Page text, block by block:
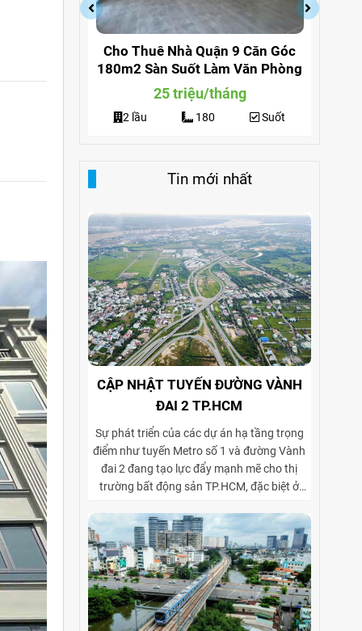
Cho Thuê Nhà Quận 9 Căn Góc
180m2 Sàn Suốt Làm Văn Phòng
25 triệu/tháng
2 lầu 180 Suốt
Tin mới nhất
CẬP NHẬT TUYẾN ĐƯỜNG VÀNH
ĐAI 2 TP.HCM
Sự phát triển của các dự án hạ tầng trọng
điểm như tuyến Metro số 1 và đường Vành
đai 2 đang tạo lực đẩy mạnh mẽ cho thị
trường bất động sản TP.HCM, đặc biệt ở
phòng. Vành đai 2 hoàn thiện mạng lưới
giao thông liên vùng, rút ngắn thời gian di
chuyển từ ngoại thành vào trung tâm, mở
rộng không gian phát triển cho các khu đô
thị mới, khu biệt thự cao cấp và cụm văn
phòng ở những vị trí chiến lược. Sự kết hợp
giữa tiện ích di chuyển và hạ tầng đồng bộ